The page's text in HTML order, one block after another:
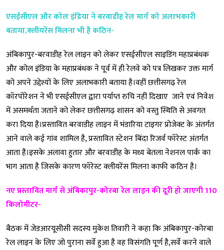
एसईसीएल और कोल इंडिया ने बरवाडीह रेल मार्ग को अलाभकारी
बताया,क्लीयरेंस मिलना भी है कठिन-
अंबिकापुर-बरवाडीह रेल लाइन को लेकर एसईसीएल साइडिंग महाप्रबंधक
और कोल इंडिया के महाप्रबंधक ने पूर्व में ही रेलवे को पत्र लिखकर उक्त मार्ग
को अपने उद्देश्यों के लिए अलाभकारी बताया है।वहीं छत्तीसगढ़ रेल
कॉरपोरेशन ने भी एसईसीएल द्वारा पर्याप्त रुचि नहीं दिखाए जाने एवं निवेश
में असमर्थता जताने को लेकर छत्तीसगढ़ शासन को वस्तु स्थिति से अवगत
करा दिया है।प्रस्तावित बरवाडीह लाइन में भंडारिया टाइगर प्रोजेक्ट के अंतर्गत
आने वाले कई गांव शामिल है, प्रस्तावित स्टेशन बिंदा रिजर्व फॉरेस्ट अंतर्गत
आता है।इसके अलावा हुतार और बरवाडीह के मध्य बेतला नेशनल पार्क का
भाग आता है जिसके कारण फॉरेस्ट क्लीयरेंस मिलना काफी कठिन है।
नए प्रस्तावित मार्ग से अंबिकापुर-कोरबा रेल लाइन की दूरी हो जाएगी 110
किलोमीटर-
बैठक में जेडआरयूसीसी सदस्य मुकेश तिवारी ने कहा कि अंबिकापुर-कोरबा
रेल लाइन के लिए जो पुराना सर्वे हुआ है वह विसंगति पूर्ण है,सर्वे करने वाले